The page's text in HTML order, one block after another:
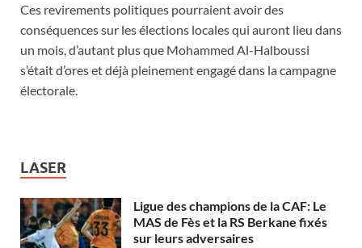
Ces revirements politiques pourraient avoir des
conséquences sur les élections locales qui auront lieu dans
un mois, d’autant plus que Mohammed Al-Halboussi
s’était d’ores et déjà pleinement engagé dans la campagne
électorale.
LASER
Ligue des champions de la CAF: Le
MAS de Fès et la RS Berkane fixés
sur leurs adversaires